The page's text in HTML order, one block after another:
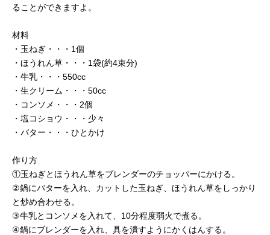
ることができますよ。
材料
・玉ねぎ・・・1個
・ほうれん草・・・1袋(約4束分)
・牛乳・・・550cc
・生クリーム・・・50cc
・コンソメ・・・2個
・塩コショウ・・・少々
・バター・・・ひとかけ
作り方
①玉ねぎとほうれん草をブレンダーのチョッパーにかける。
②鍋にバターを入れ、カットした玉ねぎ、ほうれん草をしっかり
と炒め合わせる。
③牛乳とコンソメを入れて、10分程度弱火で煮る。
④鍋にブレンダーを入れ、具を潰すようにかくはんする。